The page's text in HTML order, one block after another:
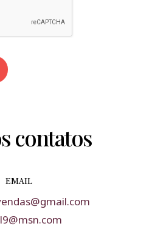
contatos
EMAIL